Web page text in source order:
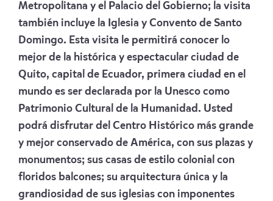
Metropolitana y el Palacio del Gobierno; la visita
también incluye la Iglesia y Convento de Santo
Domingo. Esta visita le permitirá conocer lo
mejor de la histórica y espectacular ciudad de
Quito, capital de Ecuador, primera ciudad en el
mundo es ser declarada por la Unesco como
Patrimonio Cultural de la Humanidad. Usted
podrá disfrutar del Centro Histórico más grande
y mejor conservado de América, con sus plazas y
monumentos; sus casas de estilo colonial con
floridos balcones; su arquitectura única y la
grandiosidad de sus iglesias con imponentes